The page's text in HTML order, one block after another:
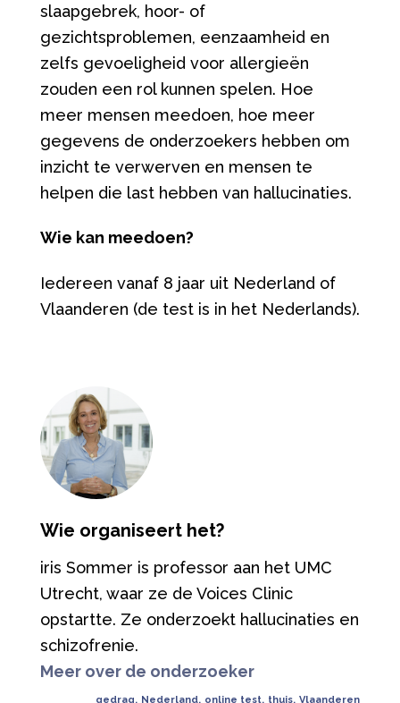
slaapgebrek, hoor- of
gezichtsproblemen, eenzaamheid en
zelfs gevoeligheid voor allergieën
zouden een rol kunnen spelen. Hoe
meer mensen meedoen, hoe meer
gegevens de onderzoekers hebben om
inzicht te verwerven en mensen te
helpen die last hebben van hallucinaties.
Wie kan meedoen?
Iedereen vanaf 8 jaar uit Nederland of
Vlaanderen (de test is in het Nederlands).
Wie organiseert het?
iris Sommer is professor aan het UMC
Utrecht, waar ze de Voices Clinic
opstartte. Ze onderzoekt hallucinaties en
schizofrenie.
Meer over de onderzoeker
gedrag, Nederland, online test, thuis, Vlaanderen